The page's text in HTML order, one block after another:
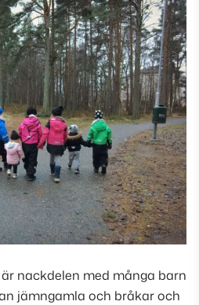
nackdelen med många barn
jämngamla och bråkar och